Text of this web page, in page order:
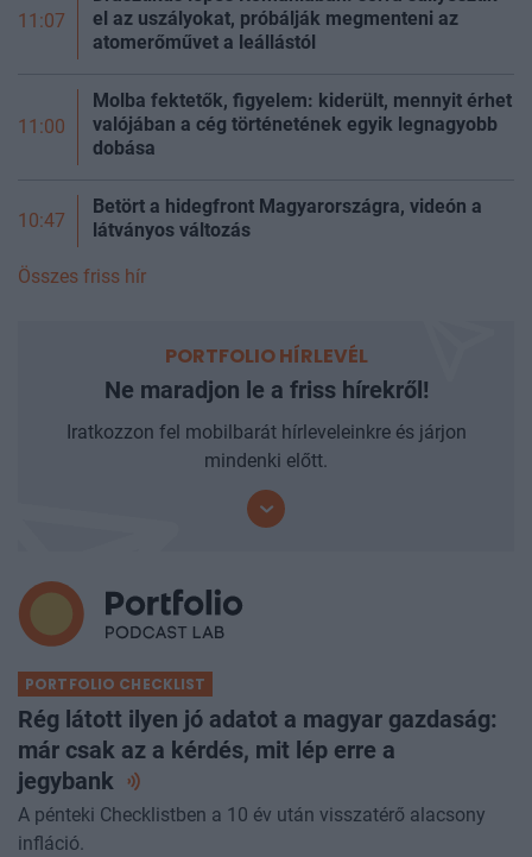
11:07
el az uszályokat, próbálják megmenteni az
atomerőművet a leállástól
11:00
Molba fektetők, figyelem: kiderült, mennyit érhet
valójában a cég történetének egyik legnagyobb
dobása
10:47
Betört a hidegfront Magyarországra, videón a
látványos változás
Összes friss hír
PORTFOLIO HÍRLEVÉL
Ne maradjon le a friss hírekről!
Iratkozzon fel mobilbarát hírleveleinkre és járjon
mindenki előtt.
PORTFOLIO CHECKLIST
Rég látott ilyen jó adatot a magyar gazdaság:
már csak az a kérdés, mit lép erre a
jegybank
A pénteki Checklistben a 10 év után visszatérő alacsony
infláció.